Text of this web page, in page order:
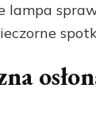
lampa